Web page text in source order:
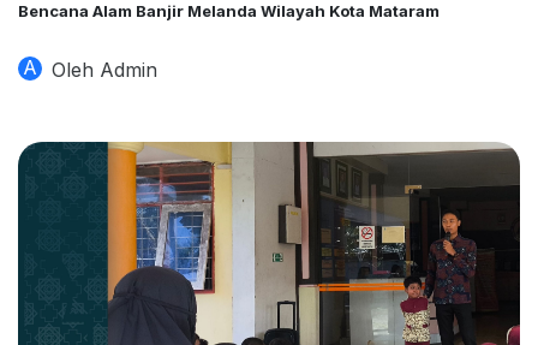
Bencana Alam Banjir Melanda Wilayah Kota Mataram
A Oleh Admin